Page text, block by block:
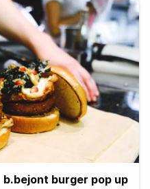
b.bejont burger pop up